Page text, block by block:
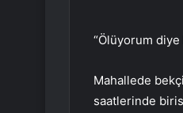
“Ölüyorum diye
Mahallede
saatlerinde